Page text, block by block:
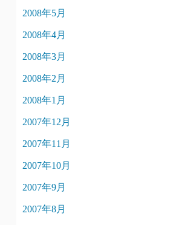
2008年5月
2008年4月
2008年3月
2008年2月
2008年1月
2007年12月
2007年11月
2007年10月
2007年9月
2007年8月